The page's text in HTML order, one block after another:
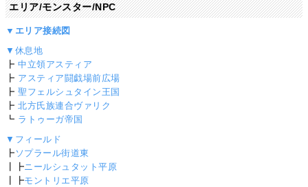
エリア/モンスター/NPC
▼エリア接続図
▼休息地
┣中立領アスティア
┣ アスティア闘戯場前広場
┣聖フェルシュタイン王国
┣北方氏族連合ヴァリク
┗ ラトゥーガ帝国
▼フィールド
┣ ソプラール街道東
┃┣ニールシュタット平原
┃┣モントリエ平原